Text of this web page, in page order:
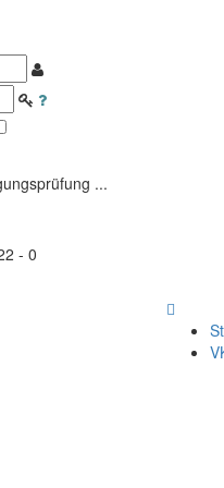
...
- 0